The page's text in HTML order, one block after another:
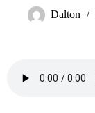
Dalton